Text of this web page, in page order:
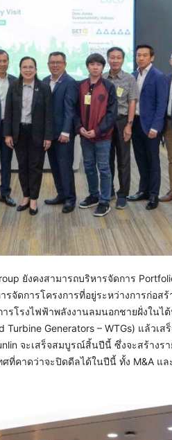
ยังคงสามารถบริหารจัดการ
จัดการโครงการที่อยู่ระหว่างการก่อส
โรงไฟฟ้าพลังงานลมนอกชายฝั่งในไ
Generators – WTGs) แล้วเ
จะเสร็จสมบูรณ์สิ้นปีนี้ ซึ่งจะสร้างร
ศที่คาดว่าจะปิดดีลได้ในปีนี้ ทั้ง M&A แ